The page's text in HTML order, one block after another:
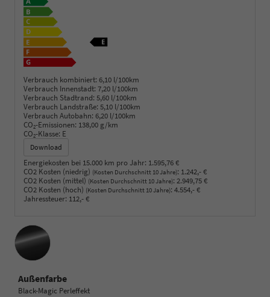
Verbrauch kombiniert: 6,10 l/100km
Verbrauch Innenstadt: 7,20 l/100km
Verbrauch Stadtrand: 5,60 l/100km
Verbrauch Landstraße: 5,10 l/100km
Verbrauch Autobahn: 6,20 l/100km
CO2-Emissionen: 138,00 g/km
CO2-Klasse: E
Download
Energiekosten bei 15.000 km pro Jahr: 1.595,76 €
CO2 Kosten (niedrig) (Kosten Durchschnitt 10 Jahre): 1.242,- €
CO2 Kosten (mittel) (Kosten Durchschnitt 10 Jahre): 2.949,75 €
CO2 Kosten (hoch) (Kosten Durchschnitt 10 Jahre): 4.554,- €
Jahressteuer: 112,- €
Außenfarbe
Black-Magic Perleffekt